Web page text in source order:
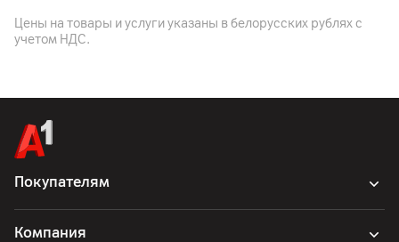
Цены на товары и услуги указаны в белорусских рублях с
учетом НДС.
Покупателям
Компания